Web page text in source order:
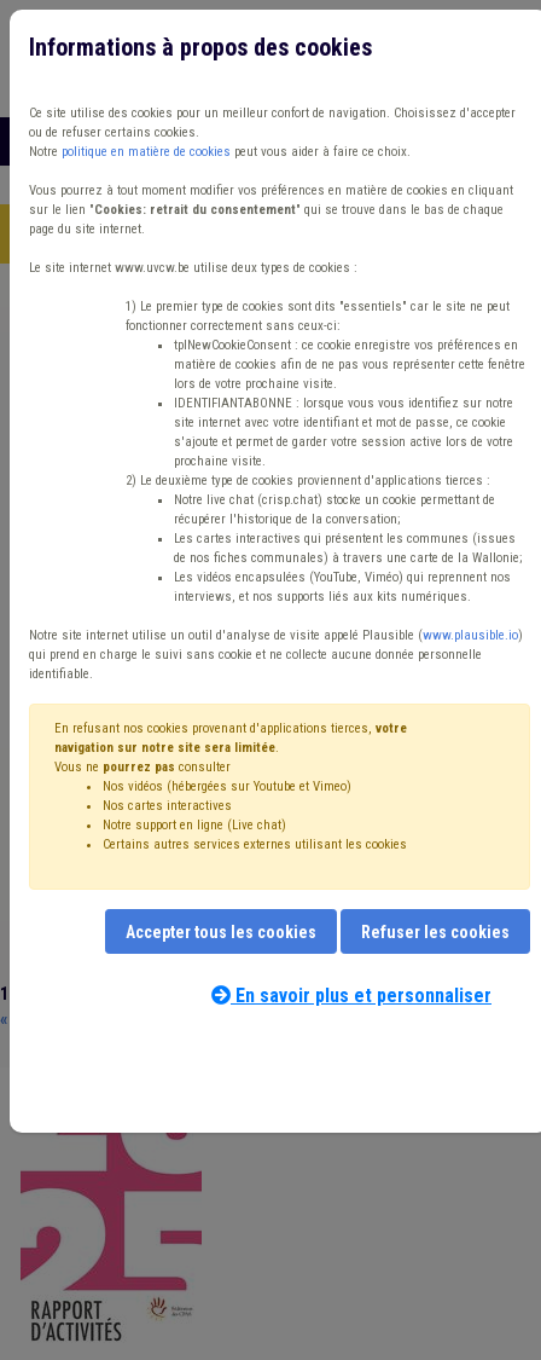
Accueil >Publications
Publications
Filtrer votre recherche
Réinitialiser
Uneremise de 10%
de 10 exemplaires dans notre catalogue payant, qu'il
s'agisse du même titre ou non. Dans ce cas, merci
de nous adresser un mail à l'adresse
publications@uvcw.be
locaux"
Téléchargez notre catalogue "Boîte à outils CPAS"
11 publications (avec le terme "Aide sociale")
« Revenir à la liste complète
Informations à propos des cookies
Ce site utilise des cookies pour un meilleur confort de navigation. Choisissez d'accepter
ou de refuser certains cookies.
Notre politique en matière de cookies peut vous aider à faire ce choix.
Vous pourrez à tout moment modifier vos préférences en matière de cookies en cliquant
sur le lien "Cookies: retrait du consentement" qui se trouve dans le bas de chaque
page du site internet.
Le site internet www.uvcw.be utilise deux types de cookies :
1) Le premier type de cookies sont dits "essentiels" car le site ne peut
fonctionner correctement sans ceux-ci:
tplNewCookieConsent : ce cookie enregistre vos préférences en
matière de cookies afin de ne pas vous représenter cette fenêtre
lors de votre prochaine visite.
IDENTIFIANTABONNE : lorsque vous vous identifiez sur notre
site internet avec votre identifiant et mot de passe, ce cookie
s'ajoute et permet de garder votre session active lors de votre
prochaine visite.
2) Le deuxième type de cookies proviennent d'applications tierces :
Notre live chat (crisp.chat) stocke un cookie permettant de
récupérer l'historique de la conversation;
Les cartes interactives qui présentent les communes (issues
de nos fiches communales) à travers une carte de la Wallonie;
Les vidéos encapsulées (YouTube, Viméo) qui reprennent nos
interviews, et nos supports liés aux kits numériques.
Notre site internet utilise un outil d'analyse de visite appelé Plausible (www.plausible.io)
qui prend en charge le suivi sans cookie et ne collecte aucune donnée personnelle
identifiable.
En refusant nos cookies provenant d'applications tierces, votre
navigation sur notre site sera limitée.
Vous ne pourrez pas consulter
Nos vidéos (hébergées sur Youtube et Vimeo)
Nos cartes interactives
Notre support en ligne (Live chat)
Certains autres services externes utilisant les cookies
Accepter tous les cookies Refuser les cookies
En savoir plus et personnaliser